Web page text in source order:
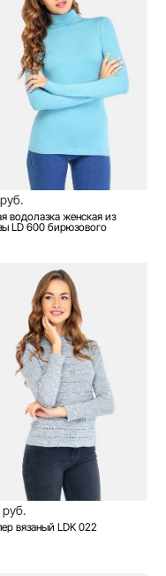
водолазка женская из
LD 600 бирюзового
вязаный LDK 022